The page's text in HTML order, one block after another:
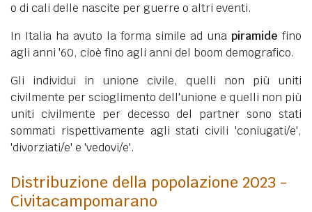
o di cali delle nascite per guerre o altri eventi.
In Italia ha avuto la forma simile ad una piramide fino
agli anni '60, cioè fino agli anni del boom demografico.
Gli individui in unione civile, quelli non più uniti
civilmente per scioglimento dell'unione e quelli non più
uniti civilmente per decesso del partner sono stati
sommati rispettivamente agli stati civili 'coniugati/e',
'divorziati/e' e 'vedovi/e'.
Distribuzione della popolazione 2023 -
Civitacampomarano